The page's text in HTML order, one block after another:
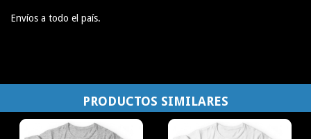
Envíos a todo el país.
PRODUCTOS SIMILARES